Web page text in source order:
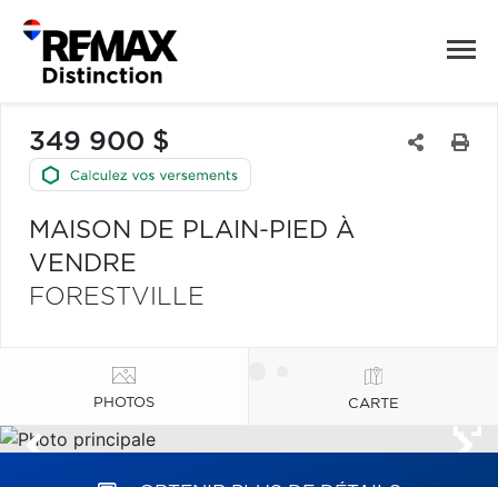
349 900 $
MAISON DE PLAIN-PIED À
VENDRE
FORESTVILLE
PHOTOS CARTE